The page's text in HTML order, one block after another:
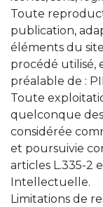
Toute
publication,
éléments du
procédé utilisé,
préalable de :
Toute
quelconque
considérée
et poursuivie
articles L.335-2
Intellectuelle.
Limitations de